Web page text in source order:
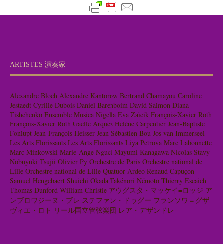
ARTISTES 演奏家
Alexandre Bloch Alexandre Kantorow Bertrand Chamayou Caroline
Jestaedt Cyrille Dubois Daniel Barenboim David Salmon Diana
Tishchenko Ensemble Musica Nigella Eva Zaïcik François-Xavier Roth
François-Xavier Roth Gaëlle Arquez Hélène Carpentier Jean-Baptiste
Fonlupt Jean-François Heisser Jean-Sébastien Bou Jos van Immerseel
Les Arts Florissants Les Arts Florissants Liya Petrova Marc Labonnette
Marc Minkowski Marie-Ange Nguci Mayumi Kanagawa Nicolas Stavy
Nobuyuki Tsujii Olivier Py Orchestre de Paris Orchestre national de
Lille Orchestre national de Lille Quatuor Ardeo Renaud Capuçon
Samuel Hengebaert Shuichi Okada Takénori Némoto Thierry Escaich
Thomas Dunford William Christie アウグスタ・マッケイ=ロッジ ア
ンブロワジーヌ・ブレ ステファン・ドゥグー フランソワ＝グザ
ヴィエ・ロト リール国立管弦楽団 レア・デザンドレ